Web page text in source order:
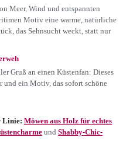
Meer, Wind und entspannten
Motiv eine warme, natürliche
das Sehnsucht weckt, statt nur
Gruß an einen Küstenfan: Dieses
und ein Motiv, das sofort schöne
Linie: Möwen aus Holz für echtes
und Shabby-Chic-